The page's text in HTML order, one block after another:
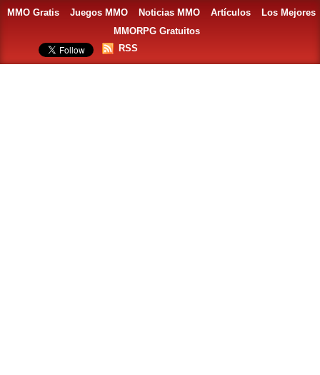
MMO Gratis Juegos MMO Noticias MMO Artículos
Los Mejores
MMORPG Gratuitos
RSS